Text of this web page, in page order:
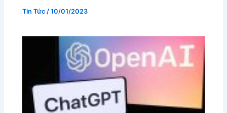
Tin Tức /10/01/2023